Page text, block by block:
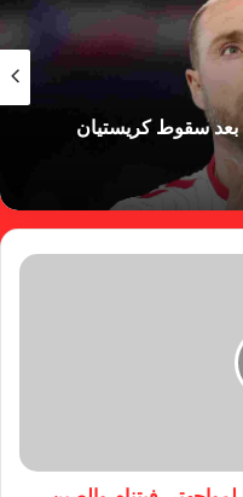
بعد سقوط كريستيان